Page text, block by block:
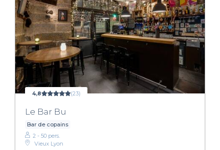
4,8 (23)
Le Bar Bu
Bar de copains
2 - 50 pers.
Vieux Lyon